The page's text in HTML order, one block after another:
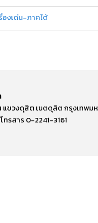
องเด่น-ภาคใต้
แขวงดุสิต เขตดุสิต กรุงเทพม
รสาร 0-2241-3161